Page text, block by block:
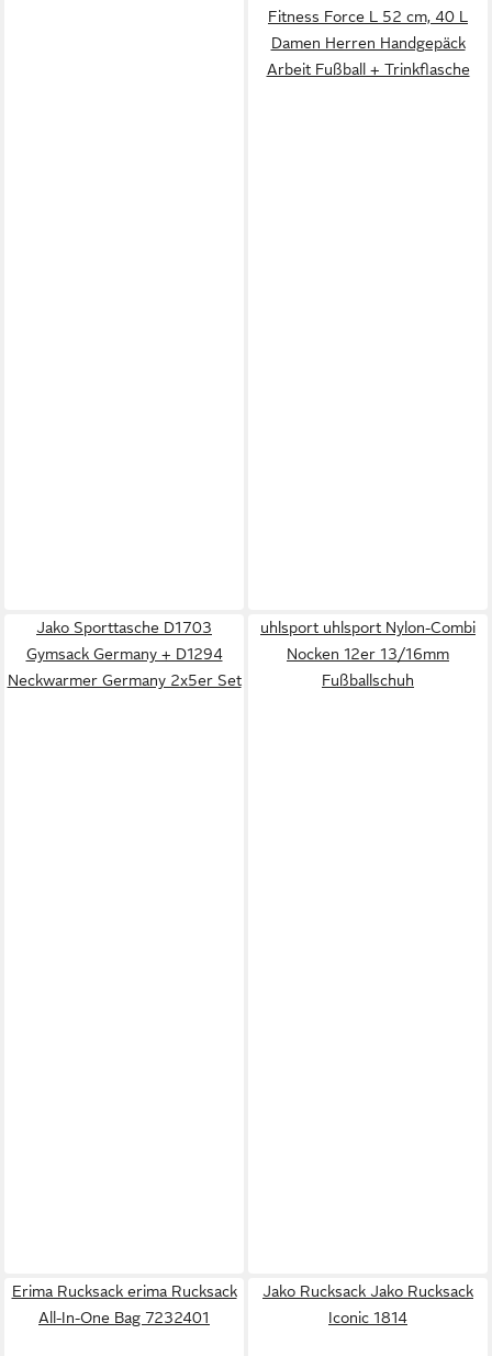
Fitness Force L 52 cm, 40 L
Damen Herren Handgepäck
Arbeit Fußball + Trinkflasche
Jako Sporttasche D1703
Gymsack Germany + D1294
Neckwarmer Germany 2x5er Set
uhlsport uhlsport Nylon-Combi
Nocken 12er 13/16mm
Fußballschuh
Erima Rucksack erima Rucksack
All-In-One Bag 7232401
Jako Rucksack Jako Rucksack
Iconic 1814